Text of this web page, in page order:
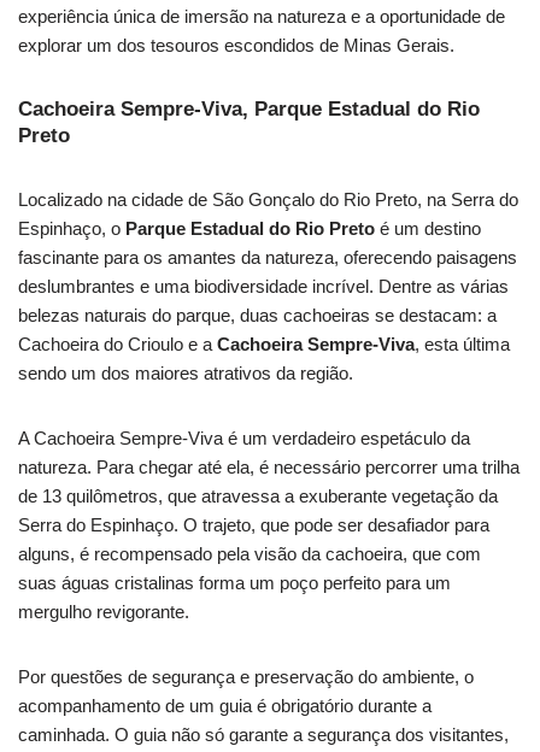
experiência única de imersão na natureza e a oportunidade de
explorar um dos tesouros escondidos de Minas Gerais.
Cachoeira Sempre-Viva, Parque Estadual do Rio
Preto
Localizado na cidade de São Gonçalo do Rio Preto, na Serra do
Espinhaço, o Parque Estadual do Rio Preto é um destino
fascinante para os amantes da natureza, oferecendo paisagens
deslumbrantes e uma biodiversidade incrível. Dentre as várias
belezas naturais do parque, duas cachoeiras se destacam: a
Cachoeira do Crioulo e a Cachoeira Sempre-Viva, esta última
sendo um dos maiores atrativos da região.
A Cachoeira Sempre-Viva é um verdadeiro espetáculo da
natureza. Para chegar até ela, é necessário percorrer uma trilha
de 13 quilômetros, que atravessa a exuberante vegetação da
Serra do Espinhaço. O trajeto, que pode ser desafiador para
alguns, é recompensado pela visão da cachoeira, que com
suas águas cristalinas forma um poço perfeito para um
mergulho revigorante.
Por questões de segurança e preservação do ambiente, o
acompanhamento de um guia é obrigatório durante a
caminhada. O guia não só garante a segurança dos visitantes,